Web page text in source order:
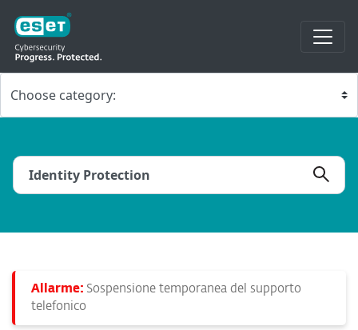
Allarme: Sospensione temporanea del supporto
telefonico